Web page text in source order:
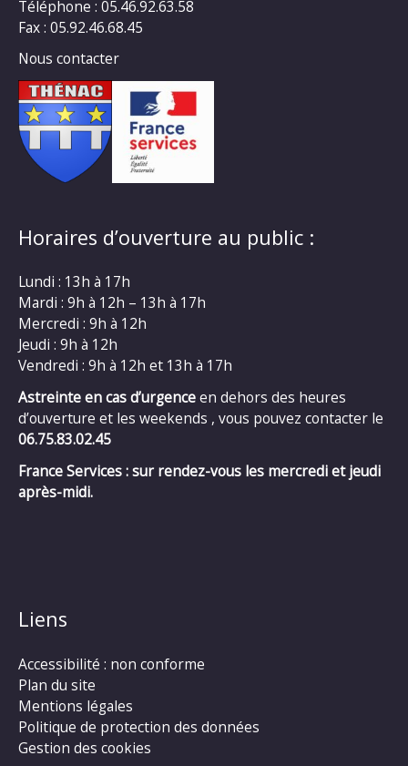
Téléphone : 05.46.92.63.58
Fax : 05.92.46.68.45
Nous contacter
Horaires d’ouverture au public :
Lundi : 13h à 17h
Mardi : 9h à 12h – 13h à 17h
Mercredi : 9h à 12h
Jeudi : 9h à 12h
Vendredi : 9h à 12h et 13h à 17h
Astreinte en cas d’urgenceen dehors des heures
d’ouverture et les weekends , vous pouvez contacter le
06.75.83.02.45
France Services : sur rendez-vous les mercredi et jeudi
après-midi.
Liens
Accessibilité : non conforme
Plan du site
Mentions légales
Politique de protection des données
Gestion des cookies